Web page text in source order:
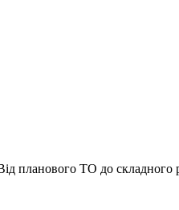
планового ТО до